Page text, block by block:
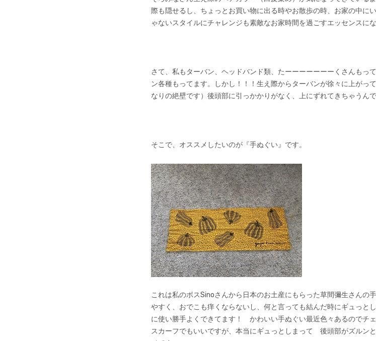
際も隠せるし、ちょっとお買い物に出る時やお散歩の時、お家の中に
ゃないスタイルにチャレンジも素敵なお家時間を過ごすエッセンスに
さて、私もターバン、ヘッドバンド類、たーーーーーーーくさんもっ
ン各種もってます。しかし！！！生え際からターバンが徐々に上がっ
なりの絶壁です）後頭部に引っかかりがなく、上にずれてきちゃうんで
そこで、オススメしたいのが『手ぬぐい』です。
これは私のボスSinoさんから日本のお土産にもらった草間彌生さんの
やすく、おでこも痒くならないし、何と言っても結んだ時にギュっ
に使い勝手よくできてます！ かわいい手ぬぐい最近色々あるのでチ
スカーフでもいいですが、本当にギュっとしまって 後頭部がズルン